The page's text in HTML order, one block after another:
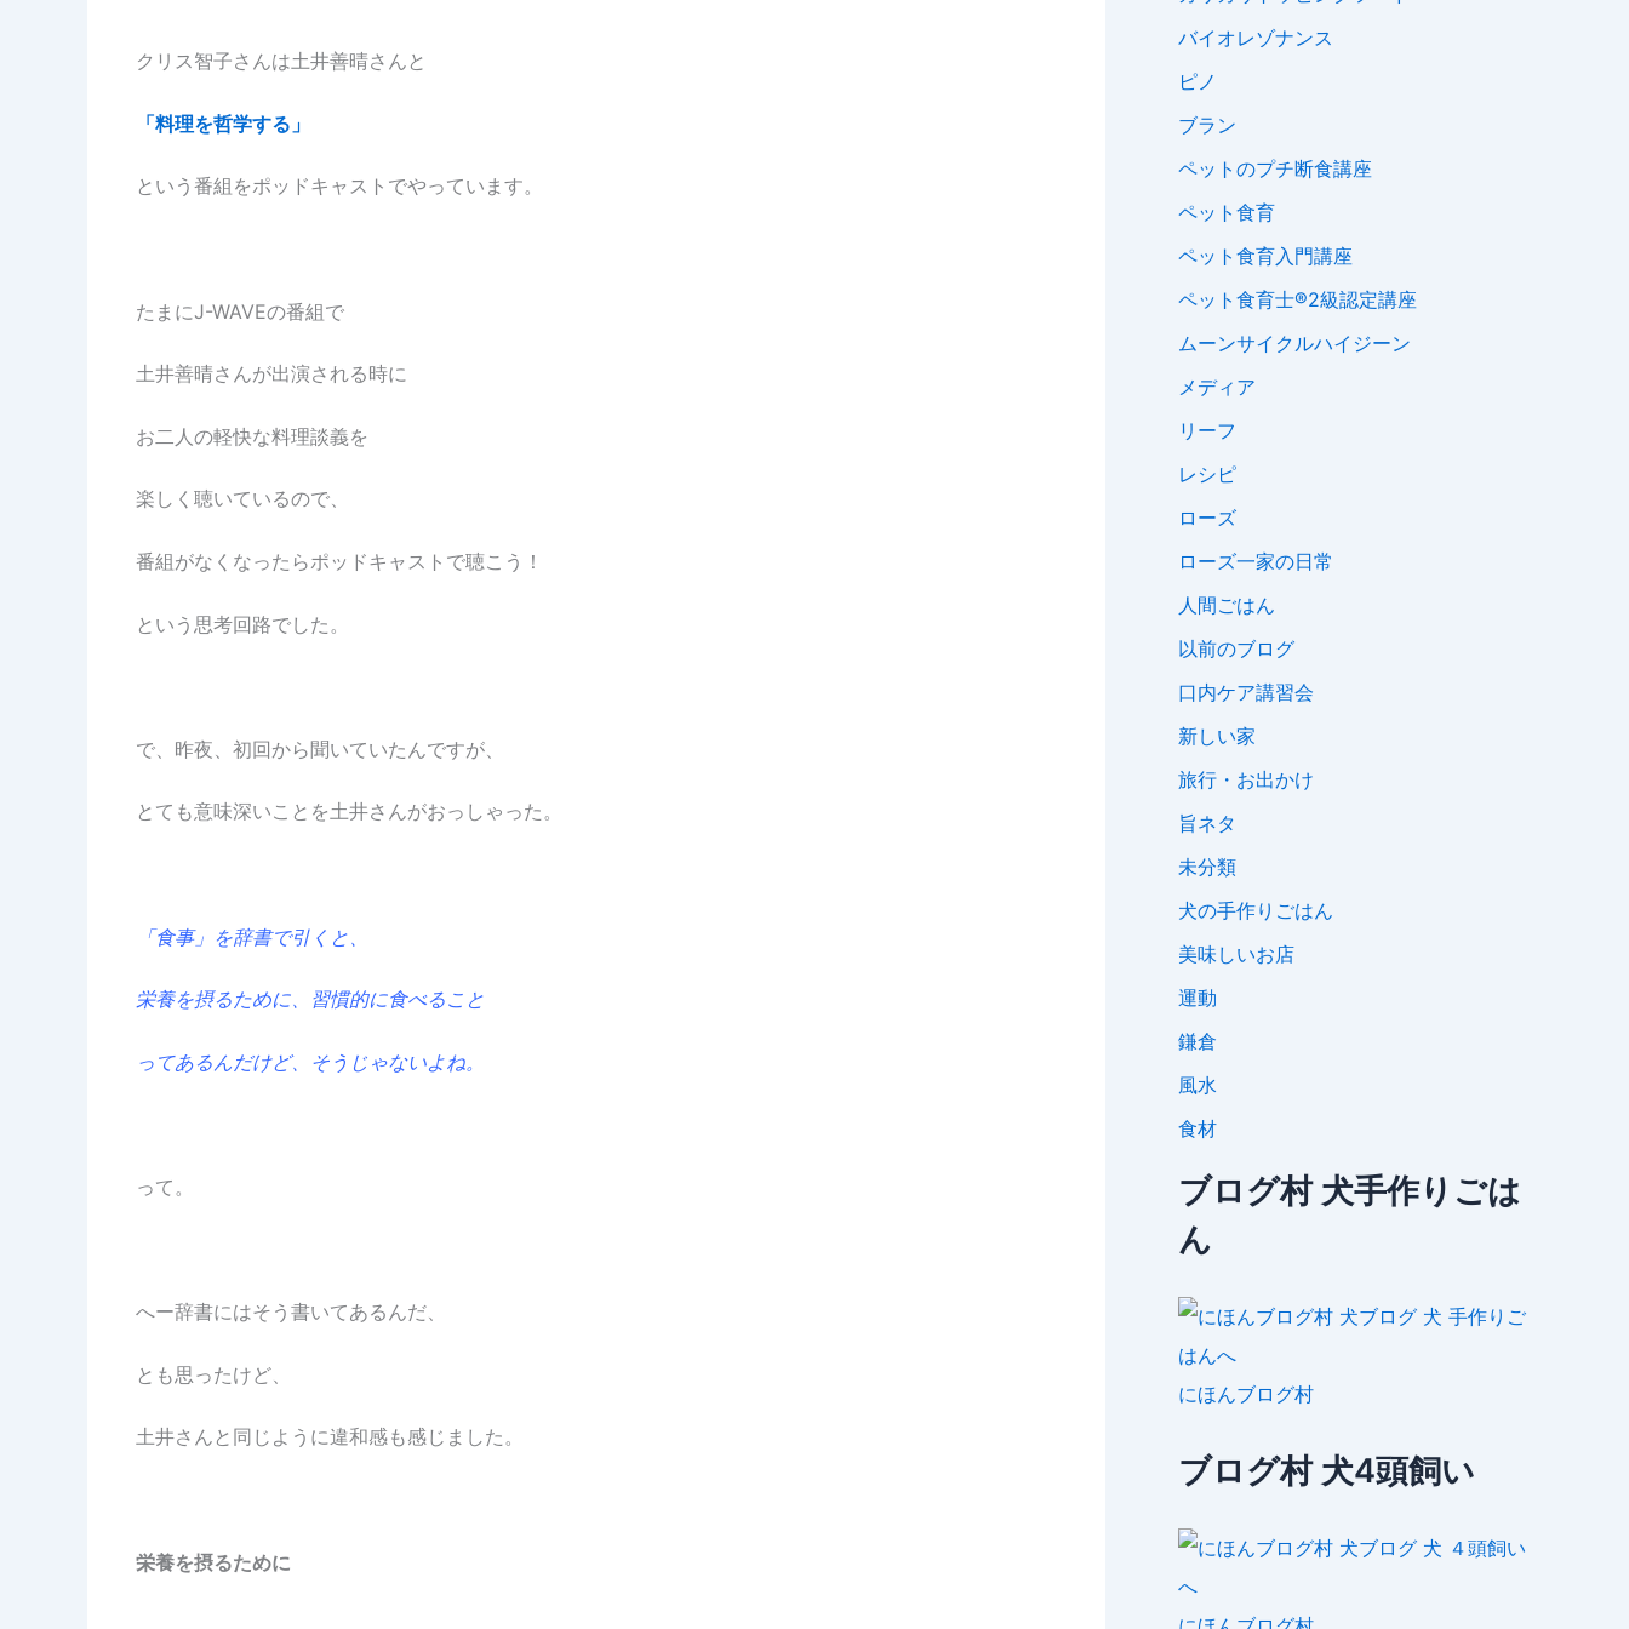
クリス智子さんは土井善晴さんと
「料理を哲学する」
という番組をポッドキャストでやっています。
たまにJ-WAVEの番組で
土井善晴さんが出演される時に
お二人の軽快な料理談義を
楽しく聴いているので、
番組がなくなったらポッドキャストで聴こう！
という思考回路でした。
で、昨夜、初回から聞いていたんですが、
とても意味深いことを土井さんがおっしゃった。
「食事」を辞書で引くと、
栄養を摂るために、習慣的に食べること
ってあるんだけど、そうじゃないよね。
って。
へー辞書にはそう書いてあるんだ、
とも思ったけど、
土井さんと同じように違和感も感じました。
栄養を摂るために
バイオレゾナンス
ピノ
ブラン
ペットのプチ断食講座
ペット食育
ペット食育入門講座
ペット食育士®︎2級認定講座
ムーンサイクルハイジーン
メディア
リーフ
レシピ
ローズ
ローズ一家の日常
人間ごはん
以前のブログ
口内ケア講習会
新しい家
旅行・お出かけ
旨ネタ
未分類
犬の手作りごはん
美味しいお店
運動
鎌倉
風水
食材
ブログ村 犬手作りごは
ん
にほんブログ村
ブログ村 犬4頭飼い